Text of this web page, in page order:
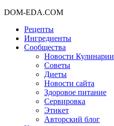
DOM-EDA.COM
Рецепты
Ингредиенты
Сообщества
Новости Кулинарии
Советы
Диеты
Новости сайта
Здоровое питание
Сервировка
Этикет
Авторский блог